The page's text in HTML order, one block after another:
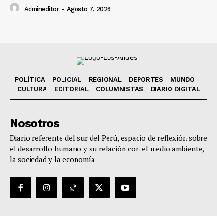
Admineditor - Agosto 7, 2026
POLÍTICA POLICIAL REGIONAL DEPORTES
MUNDO
CULTURA
EDITORIAL COLUMNISTAS DIARIO DIGITAL
Nosotros
Diario referente del sur del Perú, espacio de reflexión sobre
el desarrollo humano y su relación con el medio ambiente,
la sociedad y la economía